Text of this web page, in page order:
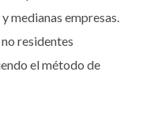
medianas empresas.
residentes
el método de